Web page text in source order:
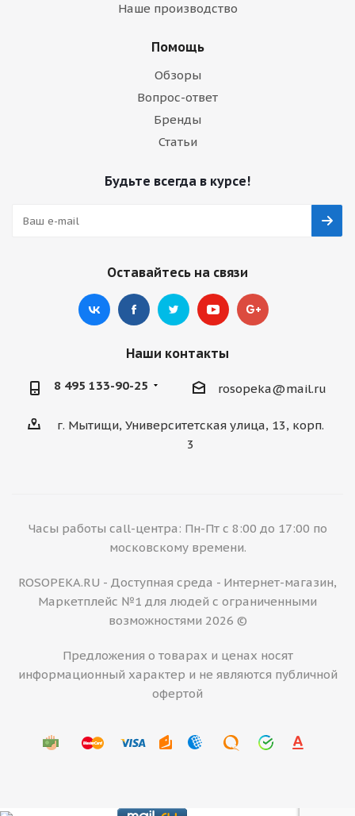
Наше производство
Помощь
Обзоры
Вопрос-ответ
Бренды
Статьи
Будьте всегда в курсе!
Оставайтесь на связи
Наши контакты
8 495 133-90-25 rosopeka@mail.ru
г. Мытищи, Университетская улица, 13, корп.
3
Часы работы call-центра: Пн-Пт с 8:00 до 17:00 по
московскому времени.
ROSOPEKA.RU - Доступная среда - Интернет-магазин,
Маркетплейс №1 для людей с ограниченными
возможностями 2026 ©
Предложения о товарах и ценах носят
информационный характер и не являются публичной
офертой